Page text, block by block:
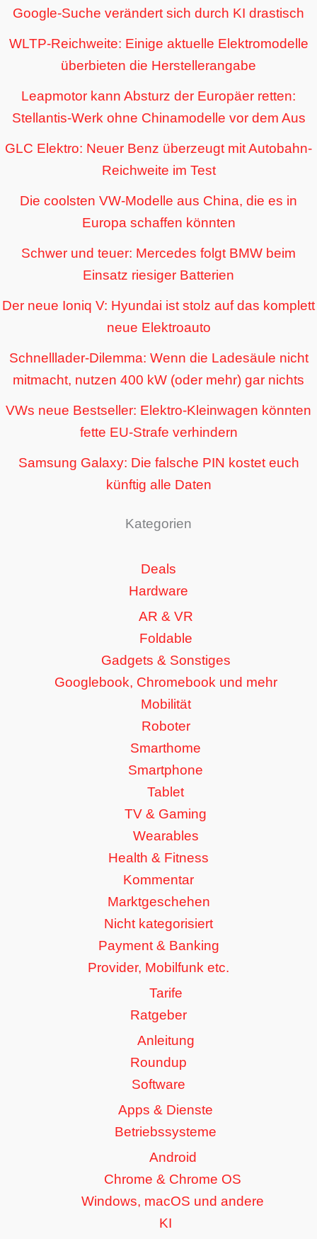
Google-Suche verändert sich durch KI drastisch
WLTP-Reichweite: Einige aktuelle Elektromodelle
überbieten die Herstellerangabe
Leapmotor kann Absturz der Europäer retten:
Stellantis-Werk ohne Chinamodelle vor dem Aus
GLC Elektro: Neuer Benz überzeugt mit Autobahn-
Reichweite im Test
Die coolsten VW-Modelle aus China, die es in
Europa schaffen könnten
Schwer und teuer: Mercedes folgt BMW beim
Einsatz riesiger Batterien
Der neue Ioniq V: Hyundai ist stolz auf das komplett
neue Elektroauto
Schnelllader-Dilemma: Wenn die Ladesäule nicht
mitmacht, nutzen 400 kW (oder mehr) gar nichts
VWs neue Bestseller: Elektro-Kleinwagen könnten
fette EU-Strafe verhindern
Samsung Galaxy: Die falsche PIN kostet euch
künftig alle Daten
Kategorien
Deals
Hardware
AR & VR
Foldable
Gadgets & Sonstiges
Googlebook, Chromebook und mehr
Mobilität
Roboter
Smarthome
Smartphone
Tablet
TV & Gaming
Wearables
Health & Fitness
Kommentar
Marktgeschehen
Nicht kategorisiert
Payment & Banking
Provider, Mobilfunk etc.
Tarife
Ratgeber
Anleitung
Roundup
Software
Apps & Dienste
Betriebssysteme
Android
Chrome & Chrome OS
Windows, macOS und andere
KI